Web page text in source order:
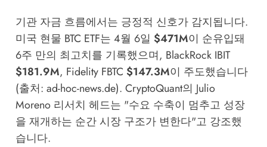
기관 자금 흐름에서는 긍정적 신호가 감지됩니다.
미국 현물 BTC ETF는 4월 6일 $471M이 순유입돼
6주 만의 최고치를 기록했으며, BlackRock IBIT
$181.9M, Fidelity FBTC $147.3M이 주도했습니다
(출처: ad-hoc-news.de). CryptoQuant의 Julio
Moreno 리서치 헤드는 "수요 수축이 멈추고 성장
을 재개하는 순간 시장 구조가 변한다"고 강조했
습니다.